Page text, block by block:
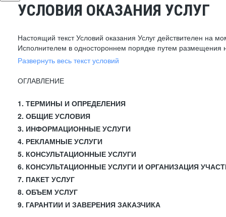
УСЛОВИЯ ОКАЗАНИЯ УСЛУГ
Настоящий текст Условий оказания Услуг действителен на
Исполнителем в одностороннем порядке путем размещения
Развернуть весь текст условий
ОГЛАВЛЕНИЕ
1. ТЕРМИНЫ И ОПРЕДЕЛЕНИЯ
2. ОБЩИЕ УСЛОВИЯ
3. ИНФОРМАЦИОННЫЕ УСЛУГИ
4. РЕКЛАМНЫЕ УСЛУГИ
5. КОНСУЛЬТАЦИОННЫЕ УСЛУГИ
6. КОНСУЛЬТАЦИОННЫЕ УСЛУГИ И ОРГАНИЗАЦИЯ
7. ПАКЕТ УСЛУГ
8. ОБЪЕМ УСЛУГ
9. ГАРАНТИИ И ЗАВЕРЕНИЯ ЗАКАЗЧИКА